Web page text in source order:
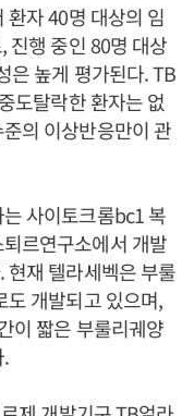
자 40명 대상의 임
진행 중인 80명 대상
은 높게 평가된다. TB
도탈락한 환자는 없
의 이상반응만이 관
사이토크롬bc1 복
르연구소에서 개발
현재 텔라세벡은 부룰
도 개발되고 있으며,
이 짧은 부룰리궤양
.